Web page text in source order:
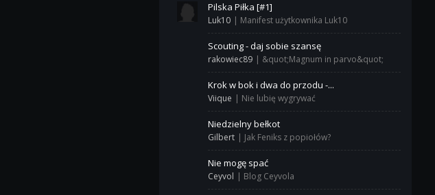
Pilska Piłka [#1]
Luk10 | Manifest użytkownika Luk10
Scouting - daj sobie szansę
rakowiec89 | &quot;Magnum in parvo&quot;
Krok w bok i dwa do przodu -...
Viique | Nie lubię wygrywać
Niedzielny bełkot
Gilbert | Jak Feniks z popiołów?
Nie mogę spać
Ceyvol | Blog Ceyvola